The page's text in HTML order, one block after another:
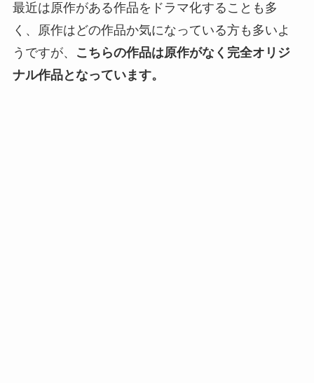
最近は原作がある作品をドラマ化することも多
く、
原作はどの作品か気になっている方も多いよ
うですが、
こちらの作品は原作がなく完全オリジ
ナル作品となっています。